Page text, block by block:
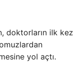
doktorların ilk kez
yol açtı.